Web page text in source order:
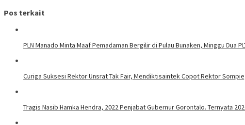
Pos terkait
PLN Manado Minta Maaf Pemadaman Bergilir di Pulau Bunaken, Minggu Dua
Curiga Suksesi Rektor Unsrat Tak Fair, Mendiktisaintek Copot Rektor
Tragis Nasib Hamka Hendra, 2022 Penjabat Gubernur Gorontalo. Ternyata